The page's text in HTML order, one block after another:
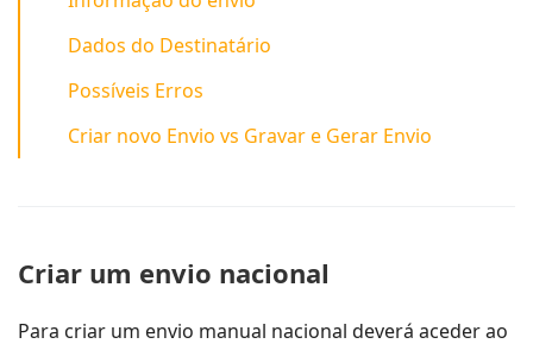
Dados do Destinatário
Possíveis Erros
Criar novo Envio vs Gravar e Gerar Envio
Criar um envio nacional
Para criar um envio manual nacional deverá aceder ao